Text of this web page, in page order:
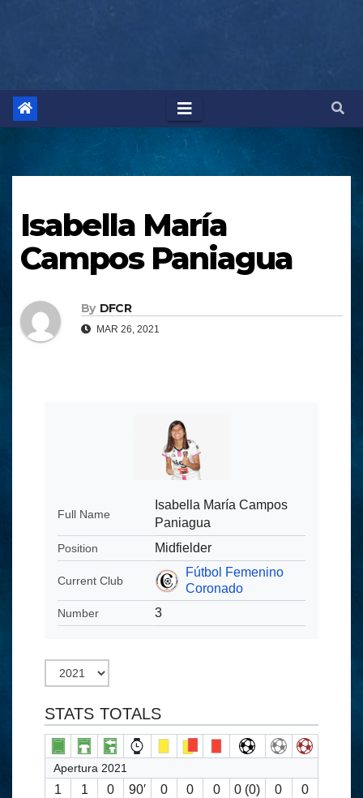
Isabella María
Campos Paniagua
By DFCR
MAR 26, 2021
Full Name
Isabella María Campos
Paniagua
Position Midfielder
Current Club
Fútbol Femenino
Coronado
Number 3
STATS TOTALS
Apertura 2021
1 1 0 90′ 0 0 0 0 (0) 0 0